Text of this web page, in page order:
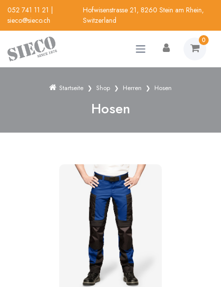
052 741 11 21
sieco@sieco.ch
Hofwisenstrasse 21, 8260 Stein am Rhein,
Switzerland
0
Startseite Shop Herren Hosen
Hosen